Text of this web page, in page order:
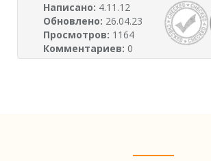
Написано: 4.11.12
Обновлено: 26.04.23
Просмотров: 1164
Комментариев: 0